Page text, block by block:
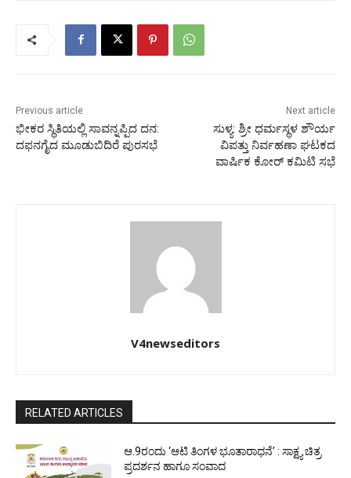
Previous article
ಭೀಕರ ಸ್ಥಿತಿಯಲ್ಲಿ ಸಾವನ್ನಪ್ಪಿದ ದನ:
ದಫನಗೈದ ಮೂಡುಬಿದಿರೆ ಪುರಸಭೆ
Next article
ಸುಳ್ಯ: ಶ್ರೀ ಧರ್ಮಸ್ಥಳ ಶೌರ್ಯ
ವಿಪತ್ತು ನಿರ್ವಹಣಾ ಘಟಕದ
ವಾರ್ಷಿಕ ಕೋರ್ ಕಮಿಟಿ ಸಭೆ
V4newseditors
RELATED ARTICLES
ಆ.9ರಂದು ‘ಆಟಿ ತಿಂಗಳ ಭೂತಾರಾಧನೆ’ : ಸಾಕ್ಷ್ಯ ಚಿತ್ರ
ಪ್ರದರ್ಶನ ಹಾಗೂ ಸಂವಾದ